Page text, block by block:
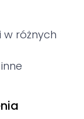
różnych